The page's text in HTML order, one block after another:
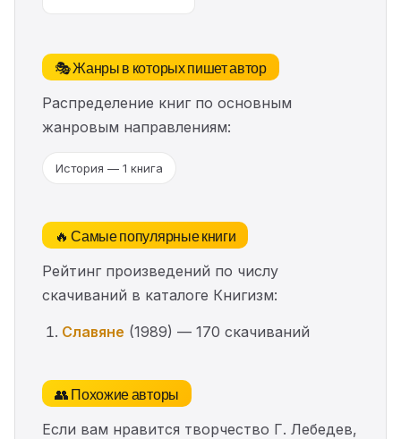
🎭 Жанры в которых пишет автор
Распределение книг по основным
жанровым направлениям:
История — 1 книга
🔥 Самые популярные книги
Рейтинг произведений по числу
скачиваний в каталоге Книгизм:
Славяне (1989) — 170 скачиваний
👥 Похожие авторы
Если вам нравится творчество Г. Лебедев,